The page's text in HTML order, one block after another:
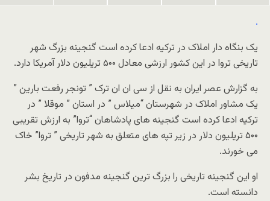
.
یک بنگاه دار املاک در ترکیه ادعا کرده است گنجینه بزرگ شهر
تاریخی تروا در این کشور ارزشی معادل ۵۰۰ تریلیون دلار آمریکا دارد.
به گزارش عصر ایران به نقل از سی ان ان ترک ” تونجر رفعت بارین ”
یک مشاور املاک در شهرستان “میلاس ” در استان ” موقلا ” در
ترکیه ادعا کرده است گنجینه های پادشاهان “تروا” به ارزش تقریبی
۵۰۰ تریلیون دلار در زیر تپه های متعلق به شهر تاریخی ” تروا” خاک
می خورند.
او این گنجینه تاریخی را بزرگ ترین گنجینه مدفون در تاریخ بشر
دانسته است.